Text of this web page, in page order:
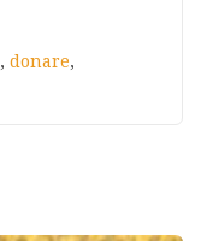
, donare,